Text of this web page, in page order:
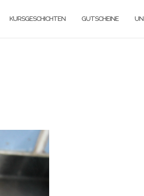
KURSGESCHICHTEN GUTSCHEINE